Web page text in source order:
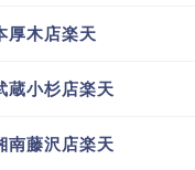
厚木店楽天
蔵小杉店楽天
南藤沢店楽天